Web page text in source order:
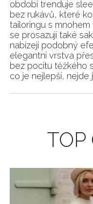
období trenduje
bez rukávů, které
tailoringu s mnohem
se prosazují také
nabízejí podobný
elegantní vrstva
bez pocitu těžkého
co je nejlepší, nejde
TOP